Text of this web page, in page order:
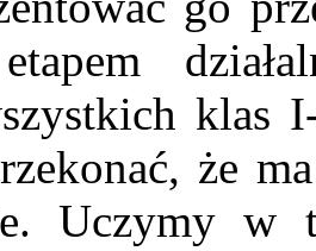
klas
że
Uczymy w